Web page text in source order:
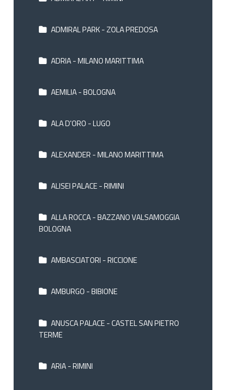
ADMIRAL PARK - ZOLA PREDOSA
ADRIA - MILANO MARITTIMA
AEMILIA - BOLOGNA
ALA D'ORO - LUGO
ALEXANDER - MILANO MARITTIMA
ALISEI PALACE - RIMINI
ALLA ROCCA - BAZZANO VALSAMOGGIA
BOLOGNA
AMBASCIATORI - RICCIONE
AMBURGO - BIBIONE
ANUSCA PALACE - CASTEL SAN PIETRO
TERME
ARIA - RIMINI